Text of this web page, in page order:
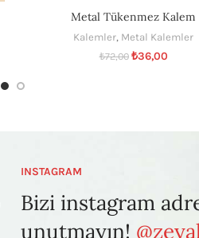
Metal Tükenmez Kalem
Kalemler, Metal Kalemler
₺72,00 ₺36,00
INSTAGRAM
Bizi instagram
unutmayın!